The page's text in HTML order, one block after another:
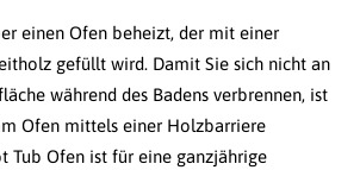
einen Ofen beheizt, der mit einer
gefüllt wird. Damit Sie sich nicht an
während des Badens verbrennen, ist
Ofen mittels einer Holzbarriere
Tub Ofen ist für eine ganzjährige